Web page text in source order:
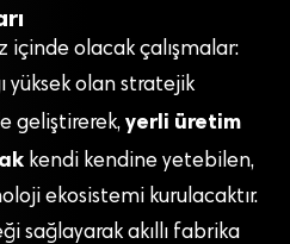
içinde olacak çalışmalar:
yüksek olan stratejik
geliştirerek, yerli üretim
kendi kendine yetebilen,
ekosistemi kurulacaktır.
sağlayarak akıllı fabrika